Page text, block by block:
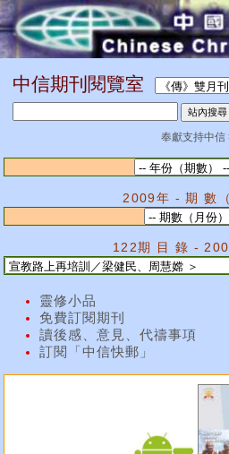
中信期刊閱覽室
奉獻支持中信
2009年 - 期 數（
122期 目 錄 -
靈修小品
免費訂閱期刊
讀後感、意見、代禱事項
訂閱「中信快郵」